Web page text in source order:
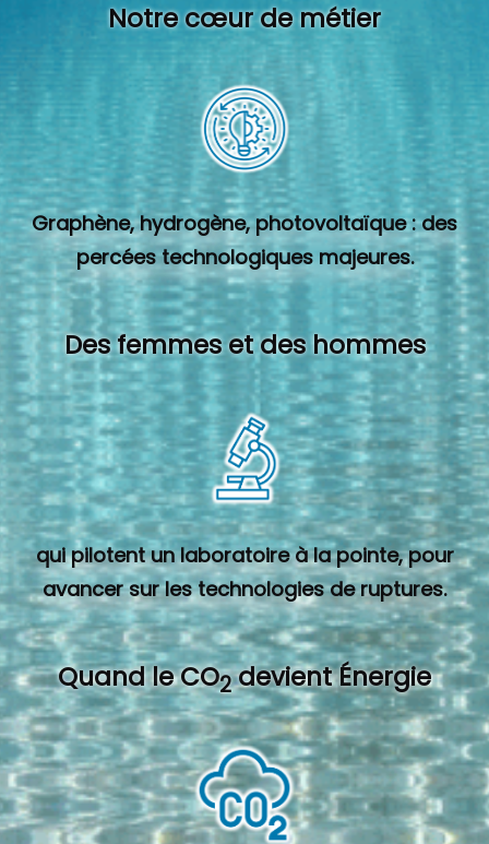
Notre cœur de métier
Graphène, hydrogène, photovoltaïque : des
percées technologiques majeures.
Des femmes et des hommes
qui pilotent un laboratoire à la pointe, pour
avancer sur les technologies de ruptures.
Quand le CO2devient Énergie